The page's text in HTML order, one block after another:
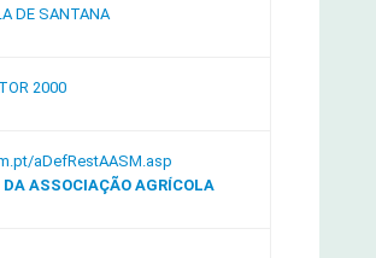
ASSOCIAÇÃO AGRÍCOLA